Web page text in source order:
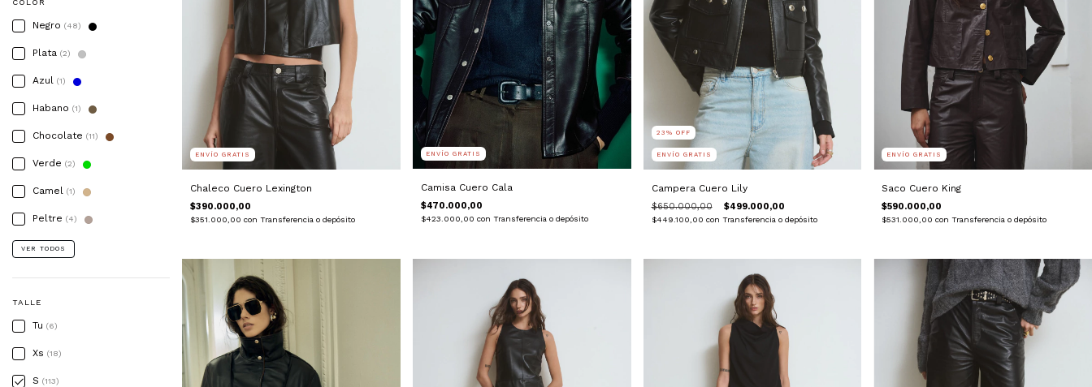
COLOR
Negro (48)
Plata (2)
Azul (1)
Habano (1)
Chocolate (11)
Verde (2)
Camel (1)
Peltre (4)
VER TODOS
TALLE
Tu (6)
Xs (18)
S (113)
ENVÍO GRATIS
Chaleco Cuero Lexington
$390.000,00
$351.000,00 con Transferencia o depósito
ENVÍO GRATIS
Camisa Cuero Cala
$470.000,00
$423.000,00 con Transferencia o depósito
23 % OFF
ENVÍO GRATIS
Campera Cuero Lily
$650.000,00 $499.000,00
$449.100,00 con Transferencia o depósito
ENVÍO GRATIS
Saco Cuero King
$590.000,00
$531.000,00con Transferencia o depósito